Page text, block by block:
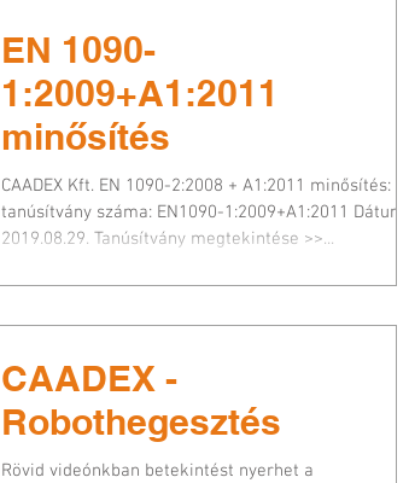
EN 1090-
1:2009+A1:2011
minősítés
CAADEX Kft. EN 1090-2:2008 + A1:2011 minősítés: A
tanúsítvány száma: EN1090-1:2009+A1:2011 Dátum:
2019.08.29. Tanúsítvány megtekintése >>...
CAADEX -
Robothegesztés
Rövid videónkban betekintést nyerhet a